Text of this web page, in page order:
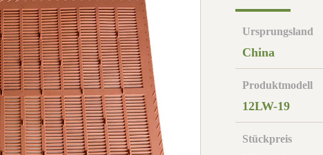
Ursprungsland
China
Produktmodell
12LW-19
Stückpreis